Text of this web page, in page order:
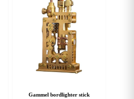
Gammel bordlighter stick